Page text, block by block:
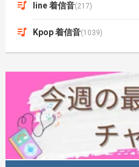
line 着信音(217)
Kpop 着信音(1039)